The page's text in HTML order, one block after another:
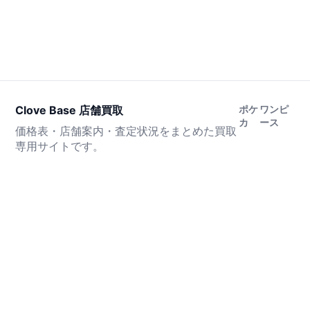
Clove Base 店舗買取
価格表・店舗案内・査定状況をまとめた買取
専用サイトです。
ポケ
カ
ワンピ
ース